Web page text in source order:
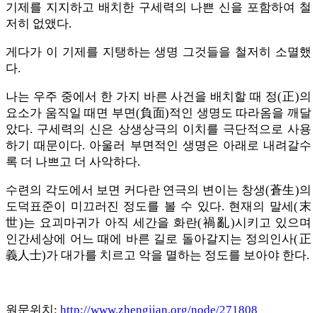
기제를 지지하고 배치한 구세력의 나쁜 신을 포함하여 철
저히 없앴다.
게다가 이 기제를 지탱하는 생명 그것들을 철저히 소멸했
다.
나는 우주 중에서 한 가지 바른 사건을 배치할 때 정(正)의
요소가 움직일 때면 부면(負面)적인 생명도 따라옴을 깨달
았다. 구세력의 신은 상생상극의 이치를 극단적으로 사용
하기 때문이다. 아울러 부면적인 생명은 아래로 내려갈수
록 더 나쁘고 더 사악하다.
수련의 각도에서 보면 커다란 연극의 변이는 창생(蒼生)의
도덕표준이 미끄러진 정도를 볼 수 있다. 현재의 말세(末
世)는 요괴마귀가 아직 세간을 화란(禍亂)시키고 있으며
인간세상에 어느 때에 바른 길로 돌아갈지는 정의인사(正
義人士)가 대가를 치르고 악을 멸하는 정도를 보아야 한다.
원문위치: http://www.zhengjian.org/node/271808